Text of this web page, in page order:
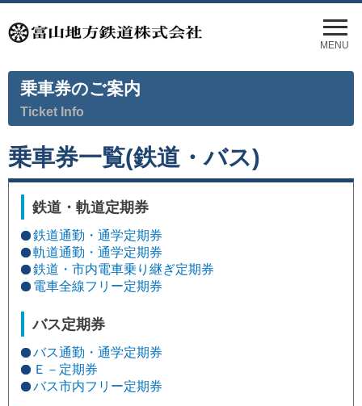
メ
ニ
ュ
ー
MENU
乗車券のご案内
Ticket Info
乗車券一覧(鉄道・バス)
鉄道・軌道定期券
鉄道通勤・通学定期券
軌道通勤・通学定期券
鉄道・市内電車乗り継ぎ定期券
電車全線フリー定期券
バス定期券
バス通勤・通学定期券
Ｅ－定期券
バス市内フリー定期券